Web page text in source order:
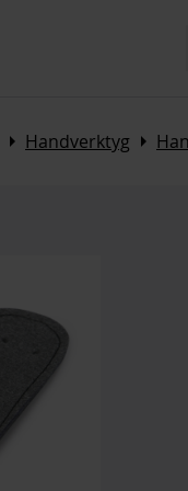
Arrow_right Handverktyg Arrow_right